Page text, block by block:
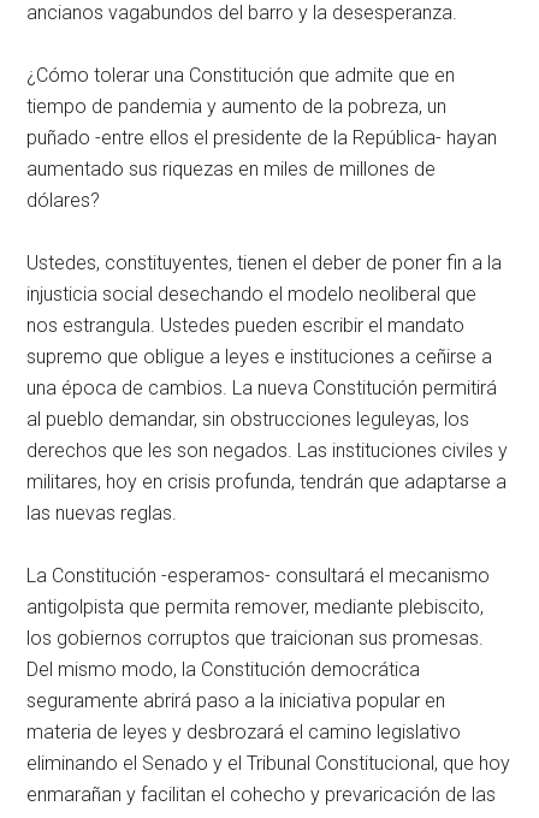
ancianos vagabundos del barro y la desesperanza.
¿Cómo tolerar una Constitución que admite que en
tiempo de pandemia y aumento de la pobreza, un
puñado -entre ellos el presidente de la República- hayan
aumentado sus riquezas en miles de millones de
dólares?
Ustedes, constituyentes, tienen el deber de poner fin a la
injusticia social desechando el modelo neoliberal que
nos estrangula. Ustedes pueden escribir el mandato
supremo que obligue a leyes e instituciones a ceñirse a
una época de cambios. La nueva Constitución permitirá
al pueblo demandar, sin obstrucciones leguleyas, los
derechos que les son negados. Las instituciones civiles y
militares, hoy en crisis profunda, tendrán que adaptarse a
las nuevas reglas.
La Constitución -esperamos- consultará el mecanismo
antigolpista que permita remover, mediante plebiscito,
los gobiernos corruptos que traicionan sus promesas.
Del mismo modo, la Constitución democrática
seguramente abrirá paso a la iniciativa popular en
materia de leyes y desbrozará el camino legislativo
eliminando el Senado y el Tribunal Constitucional, que hoy
enmarañan y facilitan el cohecho y prevaricación de las